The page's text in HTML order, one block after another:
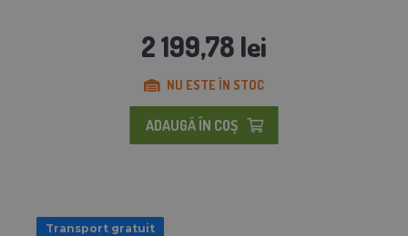
2 199,78 lei
NU ESTE ÎN STOC
ADAUGĂ ÎN COŞ
Transport gratuit